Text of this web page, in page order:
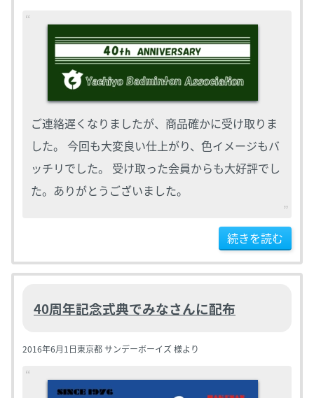
ご連絡遅くなりましたが、商品確かに受け取りま
した。 今回も大変良い仕上がり、色イメージもバ
ッチリでした。 受け取った会員からも大好評でし
た。ありがとうございました。
続きを読む
40周年記念式典でみなさんに配布
2016年6月1日東京都 サンデーボーイズ 様より